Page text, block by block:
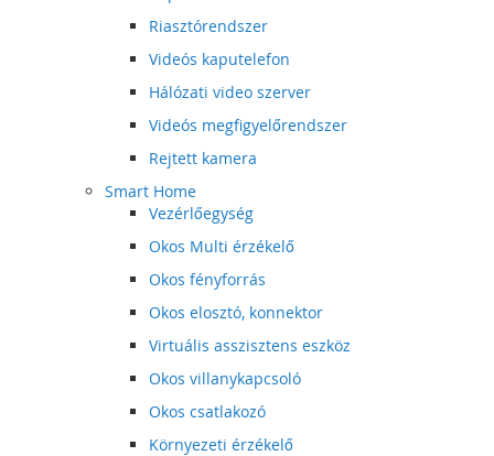
Riasztórendszer
Videós kaputelefon
Hálózati video szerver
Videós megfigyelőrendszer
Rejtett kamera
Smart Home
Vezérlőegység
Okos Multi érzékelő
Okos fényforrás
Okos elosztó, konnektor
Virtuális asszisztens eszköz
Okos villanykapcsoló
Okos csatlakozó
Környezeti érzékelő